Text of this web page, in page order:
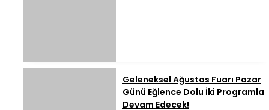
Geleneksel Ağustos Fuarı Pazar
Günü Eğlence Dolu İki Programla
Devam Edecek!